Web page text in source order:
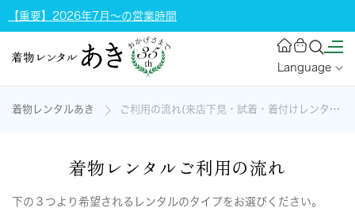
【重要】2026年7月～の営業時間
Language
着物レンタルあき ご利用の流れ(来店下見・試着・着付けレンタル・宅配)
着物レンタルご利用の流れ
下の３つより希望されるレンタルのタイプをお選びください。